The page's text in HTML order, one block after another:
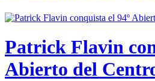
Patrick Flavin
Abierto del